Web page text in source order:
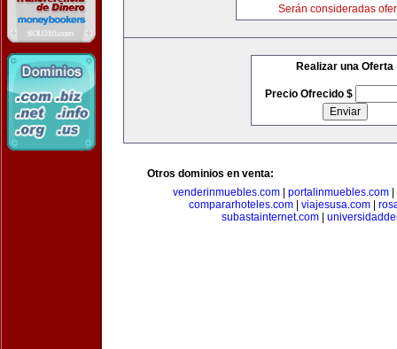
Serán consideradas
Realizar una Oferta
Precio Ofrecido $
Otros dominios en venta:
venderinmuebles.com| portalinmuebles.com|
compararhoteles.com| viajesusa.com|
subastainternet.com|